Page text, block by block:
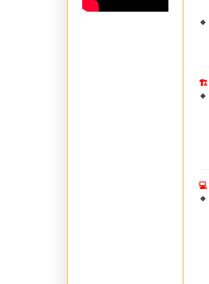
🔹
🏗️
🔹
💻
🔹